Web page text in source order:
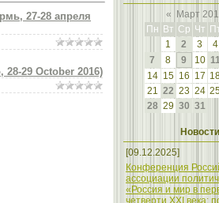
27-28 апреля
29 October 2016)
«
Март
Пн Вт Ср Чт
1
2 3 4
7
8 9 10
14 15 16 17
21 22 23 24
28 29 30 31
Новости
[09.12.2025]
Конференция
ассоциации
«Россия и мир в
четверти XXI века: